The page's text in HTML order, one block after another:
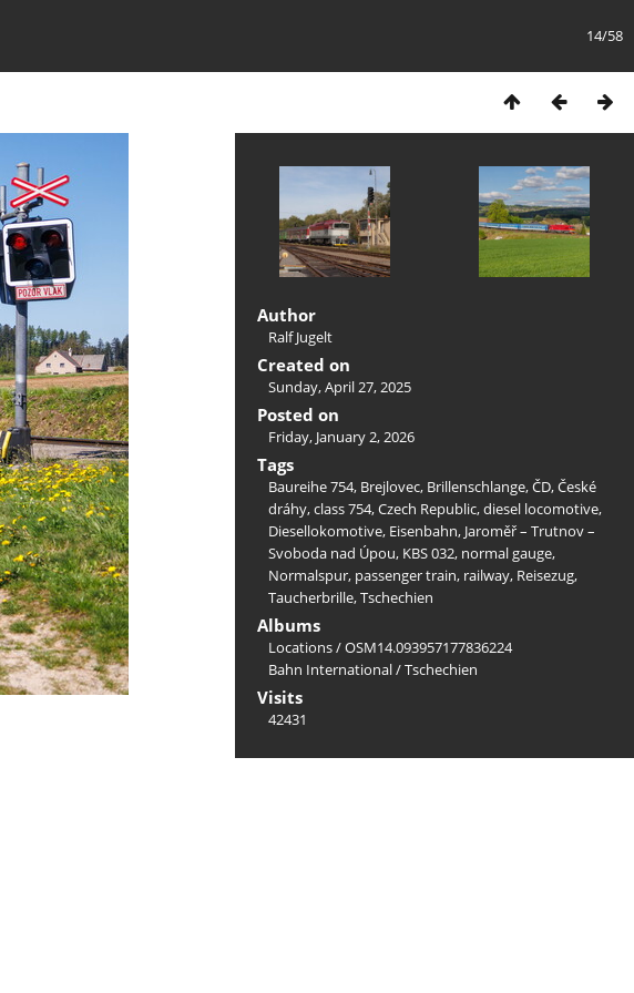
14/58
Author
Ralf Jugelt
Created on
Sunday, April 27, 2025
Posted on
Friday, January 2, 2026
Tags
Baureihe 754, Brejlovec, Brillenschlange,ČD,České
dráhy,class 754,Czech Republic,diesel locomotive,
Diesellokomotive, Eisenbahn, Jaroměř – Trutnov –
Svoboda nad Úpou, KBS 032, normal gauge,
Normalspur, passenger train, railway, Reisezug,
Taucherbrille,Tschechien
Albums
Locations/OSM14.093957177836224
Bahn International/Tschechien
Visits
42431